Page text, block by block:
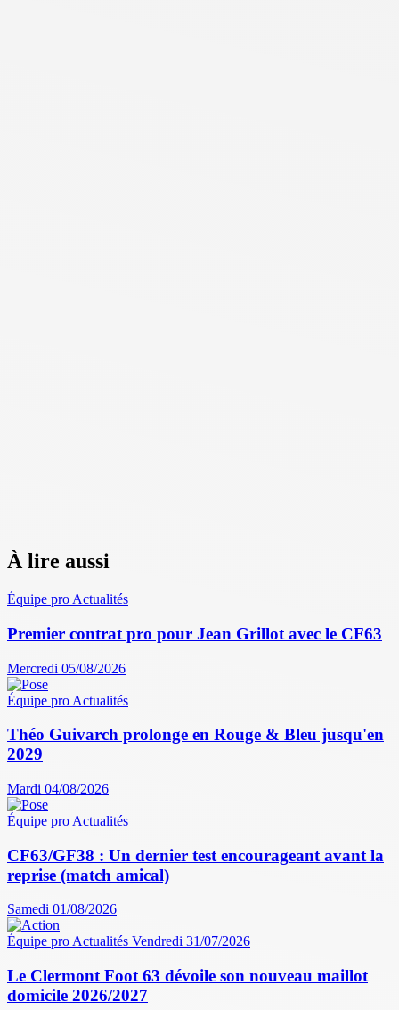
À lire aussi
Équipe pro Actualités
Premier contrat pro pour Jean Grillot avec le CF63
Mercredi 05/08/2026
Équipe pro Actualités
Théo Guivarch prolonge en Rouge & Bleu jusqu'en
2029
Mardi 04/08/2026
Équipe pro Actualités
CF63/GF38 : Un dernier test encourageant avant la
reprise (match amical)
Samedi 01/08/2026
Équipe proActualités Vendredi 31/07/2026
Le Clermont Foot 63 dévoile son nouveau maillot
domicile 2026/2027